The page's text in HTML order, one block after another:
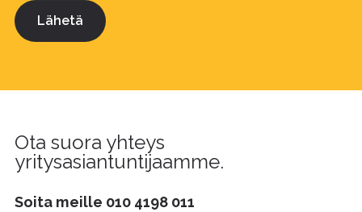
Ota suora yhteys
yritysasiantuntijaamme.
Soita meille 010 4198 011